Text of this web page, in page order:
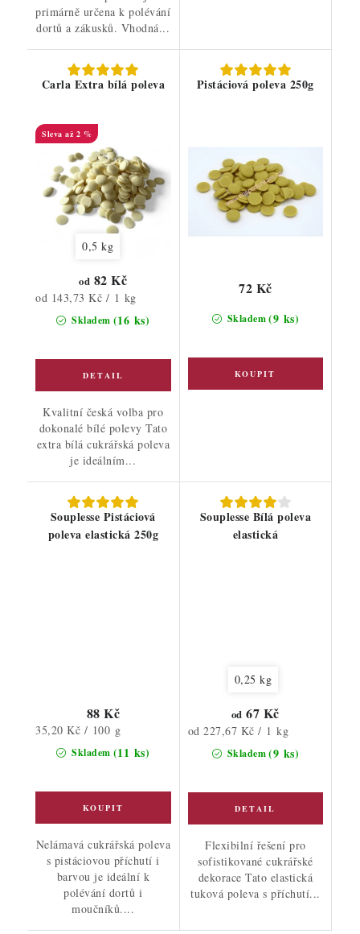
primárně určena k polévání
dortů a zákusků. Vhodná...
Carla Extra bílá poleva
až 2 %
0,5 kg
Skladem (16 ks)
od 82 Kč
Měrná
cena:
od 143,73 Kč / 1 kg
Kvalitní česká volba pro
dokonalé bílé polevy Tato
extra bílá cukrářská poleva
je ideálním...
Pistáciová poleva 250g
Skladem(9 ks)
72 Kč
Souplesse Pistáciová
poleva elastická 250g
Skladem (11 ks)
88 Kč
Měrná
cena:
35,20 Kč / 100 g
Nelámavá cukrářská poleva
s pistáciovou příchutí i
barvou je ideální k
polévání dortů i
moučníků....
Souplesse Bílá poleva
elastická
0,25 kg
Skladem(9 ks)
od 67 Kč
Měrná
od 227,67 Kč / 1 kg
Flexibilní řešení pro
sofistikované cukrářské
dekorace Tato elastická
tuková poleva s příchutí...